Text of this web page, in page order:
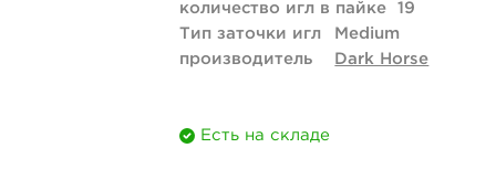
количество игл в пайке
19
Тип заточки игл
Medium
производитель
Dark Horse
Есть на складе